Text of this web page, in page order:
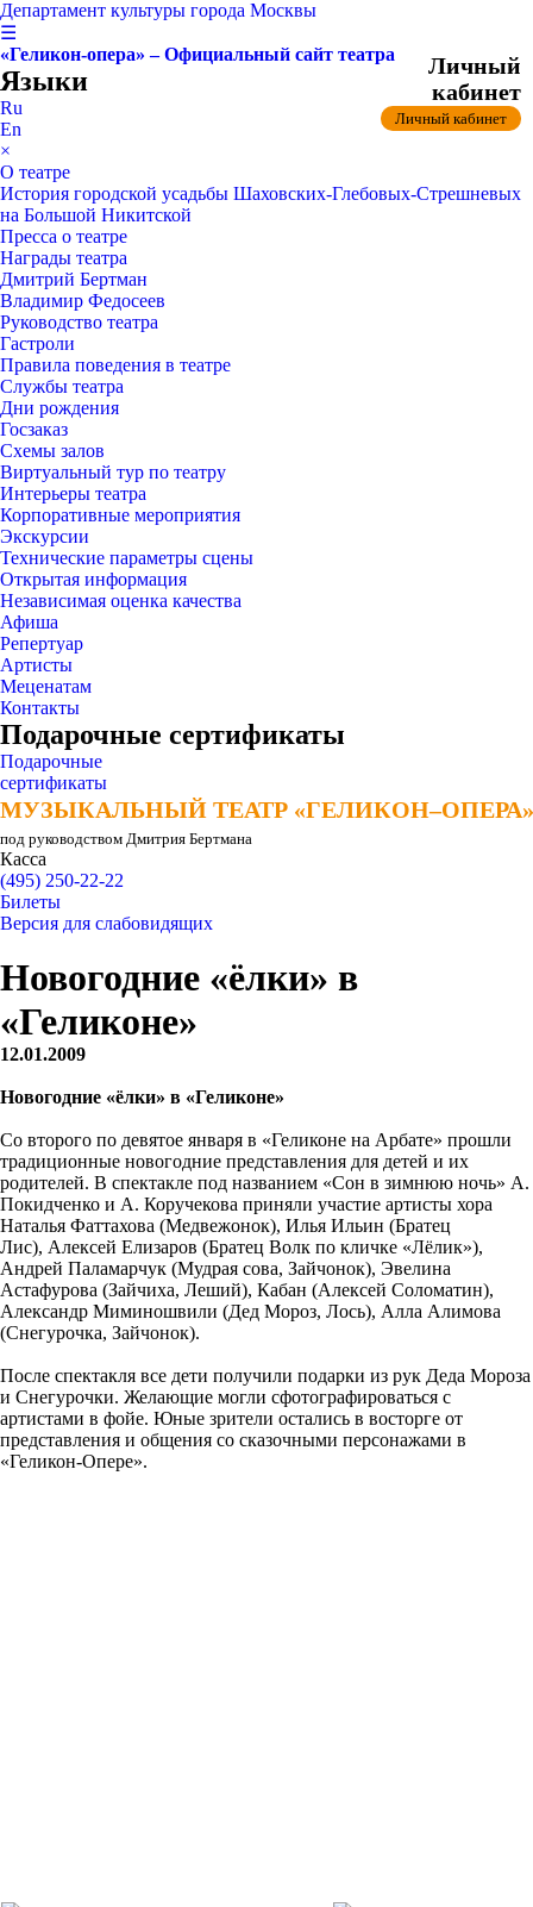
Департамент культуры города Москвы
☰
«Геликон-опера» – Официальный сайт театра
Языки
Ru
En
×
О театре
История городской усадьбы Шаховских-Глебовых-Стрешневых
на Большой Никитской
Пресса о театре
Награды театра
Дмитрий Бертман
Владимир Федосеев
Руководство театра
Гастроли
Правила поведения в театре
Службы театра
Дни рождения
Госзаказ
Схемы залов
Виртуальный тур по театру
Интерьеры театра
Корпоративные мероприятия
Экскурсии
Технические параметры сцены
Открытая информация
Независимая оценка качества
Афиша
Репертуар
Артисты
Меценатам
Контакты
Подарочные сертификаты
Подарочные
сертификаты
МУЗЫКАЛЬНЫЙ ТЕАТР «ГЕЛИКОН–ОПЕРА»
МУЗЫКАЛЬНЫЙ ТЕАТР «ГЕЛИКОН–ОПЕРА»
под руководством Дмитрия Бертмана
Касса
(495) 250-22-22
Личный
кабинет
Личный кабинет
Билеты
Версия для слабовидящих
Новогодние «ёлки» в
«Геликоне»
12.01.2009
Новогодние «ёлки» в «Геликоне»
Со второго по девятое января в «Геликоне на Арбате» прошли
традиционные новогодние представления для детей и их
родителей. В спектакле под названием «Сон в зимнюю ночь» А.
Покидченко и А. Коручекова приняли участие артисты хора
Наталья Фаттахова (Медвежонок), Илья Ильин (Братец
Лис), Алексей Елизаров (Братец Волк по кличке «Лёлик»),
Андрей Паламарчук (Мудрая сова, Зайчонок), Эвелина
Астафурова (Зайчиха, Леший), Кабан (Алексей Соломатин),
Александр Миминошвили (Дед Мороз, Лось), Алла Алимова
(Снегурочка, Зайчонок).
После спектакля все дети получили подарки из рук Деда Мороза
и Снегурочки. Желающие могли сфотографироваться с
артистами в фойе. Юные зрители остались в восторге от
представления и общения со сказочными персонажами в
«Геликон-Опере».